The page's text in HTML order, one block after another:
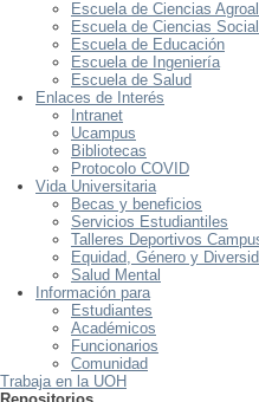
Escuela de Ciencias
Escuela de Ciencias
Escuela de Educación
Escuela de Ingeniería
Escuela de Salud
Enlaces de Interés
Intranet
Ucampus
Bibliotecas
Protocolo COVID
Vida Universitaria
Becas y beneficios
Servicios Estudiantiles
Talleres Deportivos
Equidad, Género y
Salud Mental
Información para
Estudiantes
Académicos
Funcionarios
Comunidad
Trabaja en la UOH